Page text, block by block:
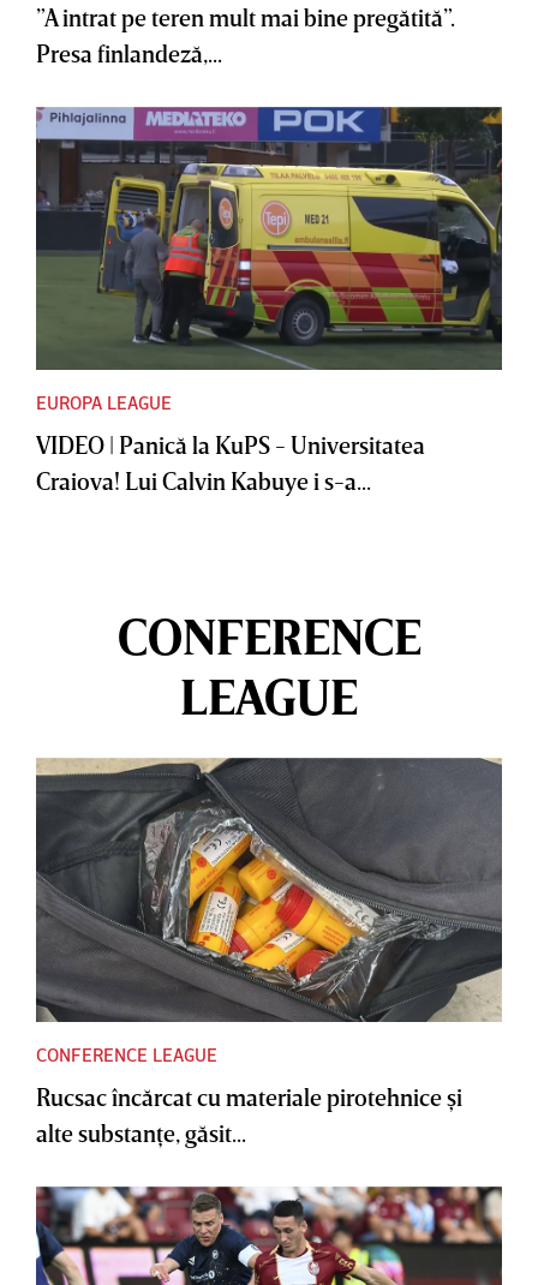
”A intrat pe teren mult mai bine pregătită”.
Presa finlandeză,...
EUROPA LEAGUE
VIDEO | Panică la KuPS - Universitatea
Craiova! Lui Calvin Kabuye i s-a...
CONFERENCE
LEAGUE
CONFERENCE LEAGUE
Rucsac încărcat cu materiale pirotehnice şi
alte substanţe, găsit...